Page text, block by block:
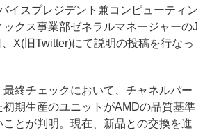
イスプレジデント兼コンピューティン
クス事業部ゼネラルマネージャーのJ
X(旧Twitter)にて説明の投稿を行なっ
終チェックにおいて、チャネルパー
初期生産のユニットがAMDの品質基準
ことが判明。現在、新品との交換を進